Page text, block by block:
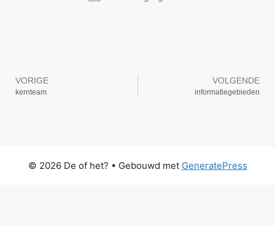
VORIGE
kernteam
VOLGENDE
informatiegebieden
© 2026 De of het? • Gebouwd met GeneratePress